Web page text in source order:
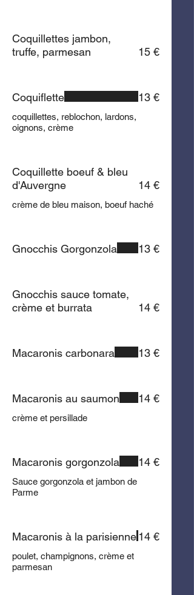
Coquillettes jambon,
truffe, parmesan
15 €
Coquiflette
coquillettes, reblochon, lardons,
oignons, crème
13 €
Coquillette boeuf & bleu
d'Auvergne
crème de bleu maison, boeuf haché
14 €
Gnocchis Gorgonzola 13 €
Gnocchis sauce tomate,
crème et burrata
14 €
Macaronis carbonara 13 €
Macaronis au saumon
crème et persillade
14 €
Macaronis gorgonzola
Sauce gorgonzola et jambon de
Parme
14 €
Macaronis à la parisienne
poulet, champignons, crème et
parmesan
14 €